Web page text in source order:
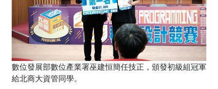
數位發展部數位產業署巫建恒簡任技正，頒發初級組冠軍
給北商大資管同學。